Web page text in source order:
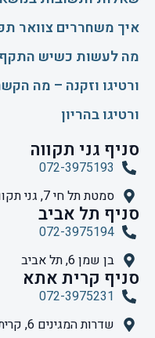
איך משחררים צוואר
​מה לעשות כשיש התקף
ורטיגו וזקנה – מה
ורטיגו בהריון
סניף גני תקווה
072-3975193
סמטת תל חי 7, גני תקווה
סניף תל אביב
072-3975194
בן שמן 6, תל אביב
סניף קרית אתא
072-3975231
שדרות המגינים 6, קרית אתא